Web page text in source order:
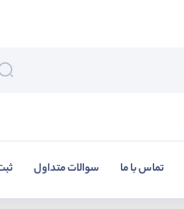
تماس با ما سوالات متداول